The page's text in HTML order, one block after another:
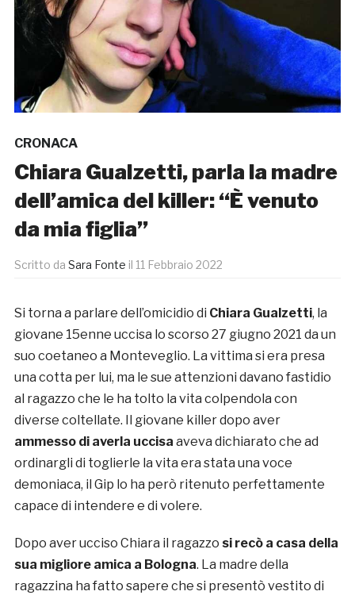
CRONACA
Chiara Gualzetti, parla la madre
dell’amica del killer: “È venuto
da mia figlia”
Scritto da Sara Fonte il 11 Febbraio 2022
Si torna a parlare dell’omicidio di Chiara Gualzetti, la
giovane 15enne uccisa lo scorso 27 giugno 2021 da un
suo coetaneo a Monteveglio. La vittima si era presa
una cotta per lui, ma le sue attenzioni davano fastidio
al ragazzo che le ha tolto la vita colpendola con
diverse coltellate. Il giovane killer dopo aver
ammesso di averla uccisa aveva dichiarato che ad
ordinargli di toglierle la vita era stata una voce
demoniaca, il Gip lo ha però ritenuto perfettamente
capace di intendere e di volere.
Dopo aver ucciso Chiara il ragazzo si recò a casa della
sua migliore amica a Bologna. La madre della
ragazzina ha fatto sapere che si presentò vestito di